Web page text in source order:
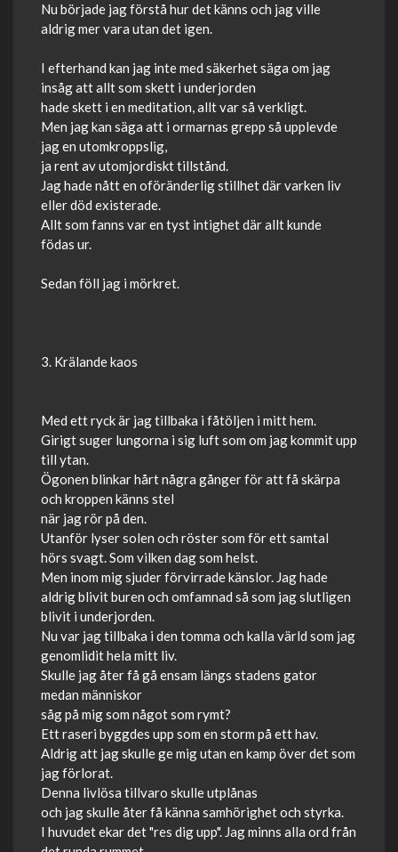
Nu började jag förstå hur det känns och jag ville
aldrig mer vara utan det igen.
I efterhand kan jag inte med säkerhet säga om jag
insåg att allt som skett i underjorden
hade skett i en meditation, allt var så verkligt.
Men jag kan säga att i ormarnas grepp så upplevde
jag en utomkroppslig,
ja rent av utomjordiskt tillstånd.
Jag hade nått en oföränderlig stillhet där varken liv
eller död existerade.
Allt som fanns var en tyst intighet där allt kunde
födas ur.
Sedan föll jag i mörkret.
3. Krälande kaos
Med ett ryck är jag tillbaka i fåtöljen i mitt hem.
Girigt suger lungorna i sig luft som om jag kommit upp
till ytan.
Ögonen blinkar hårt några gånger för att få skärpa
och kroppen känns stel
när jag rör på den.
Utanför lyser solen och röster som för ett samtal
hörs svagt. Som vilken dag som helst.
Men inom mig sjuder förvirrade känslor. Jag hade
aldrig blivit buren och omfamnad så som jag slutligen
blivit i underjorden.
Nu var jag tillbaka i den tomma och kalla värld som jag
genomlidit hela mitt liv.
Skulle jag åter få gå ensam längs stadens gator
medan människor
såg på mig som något som rymt?
Ett raseri byggdes upp som en storm på ett hav.
Aldrig att jag skulle ge mig utan en kamp över det som
jag förlorat.
Denna livlösa tillvaro skulle utplånas
och jag skulle åter få känna samhörighet och styrka.
I huvudet ekar det "res dig upp". Jag minns alla ord från